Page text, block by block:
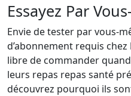
Essayez Par
Envie de tester par vous-
d’abonnement requis chez
libre de commander
leurs repas repas santé
découvrez pourquoi ils